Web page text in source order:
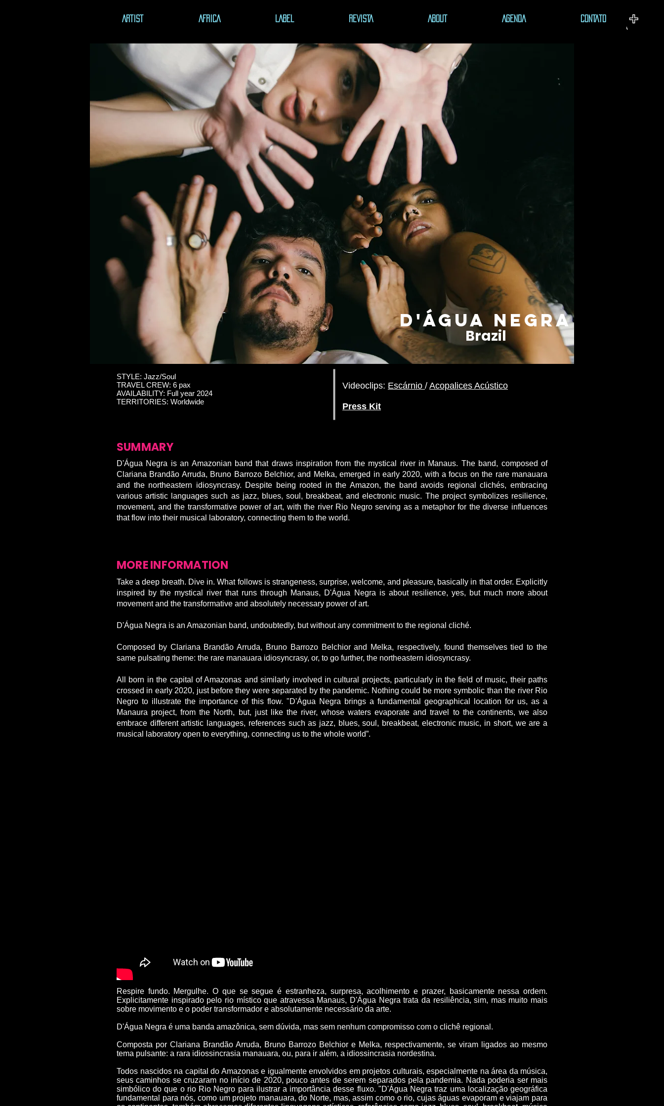
ARTIST AFRICA LABEL REVISTA ABOUT AGENDA CONTATO
​D'ÁGUA NEGRA
Brazil
STYLE: Jazz/Soul
TRAVEL CREW: 6 pax
AVAILABILITY: Full year 2024
TERRITORIES: Worldwide
Videoclips: Escárnio / Acopalices Acústico
Press Kit
SUMMARY
D'Água Negra is an Amazonian band that draws inspiration from the mystical river in Manaus. The band, composed of
Clariana Brandão Arruda, Bruno Barrozo Belchior, and Melka, emerged in early 2020, with a focus on the rare manauara
and the northeastern idiosyncrasy. Despite being rooted in the Amazon, the band avoids regional clichés, embracing
various artistic languages such as jazz, blues, soul, breakbeat, and electronic music. The project symbolizes resilience,
movement, and the transformative power of art, with the river Rio Negro serving as a metaphor for the diverse influences
that flow into their musical laboratory, connecting them to the world.
MORE INFORMATION
Take a deep breath. Dive in. What follows is strangeness, surprise, welcome, and pleasure, basically in that order. Explicitly
inspired by the mystical river that runs through Manaus, D'Água Negra is about resilience, yes, but much more about
movement and the transformative and absolutely necessary power of art.
D'Água Negra is an Amazonian band, undoubtedly, but without any commitment to the regional cliché.
Composed by Clariana Brandão Arruda, Bruno Barrozo Belchior and Melka, respectively, found themselves tied to the
same pulsating theme: the rare manauara idiosyncrasy, or, to go further, the northeastern idiosyncrasy.
All born in the capital of Amazonas and similarly involved in cultural projects, particularly in the field of music, their paths
crossed in early 2020, just before they were separated by the pandemic. Nothing could be more symbolic than the river Rio
Negro to illustrate the importance of this flow. "D'Água Negra brings a fundamental geographical location for us, as a
Manaura project, from the North, but, just like the river, whose waters evaporate and travel to the continents, we also
embrace different artistic languages, references such as jazz, blues, soul, breakbeat, electronic music, in short, we are a
musical laboratory open to everything, connecting us to the whole world”.
Respire fundo. Mergulhe. O que se segue é estranheza, surpresa, acolhimento e prazer, basicamente nessa ordem.
Explicitamente inspirado pelo rio místico que atravessa Manaus, D'Água Negra trata da resiliência, sim, mas muito mais
sobre movimento e o poder transformador e absolutamente necessário da arte.
D'Água Negra é uma banda amazônica, sem dúvida, mas sem nenhum compromisso com o clichê regional.
Composta por Clariana Brandão Arruda, Bruno Barrozo Belchior e Melka, respectivamente, se viram ligados ao mesmo
tema pulsante: a rara idiossincrasia manauara, ou, para ir além, a idiossincrasia nordestina.
Todos nascidos na capital do Amazonas e igualmente envolvidos em projetos culturais, especialmente na área da música,
seus caminhos se cruzaram no início de 2020, pouco antes de serem separados pela pandemia. Nada poderia ser mais
simbólico do que o rio Rio Negro para ilustrar a importância desse fluxo. "D'Água Negra traz uma localização geográfica
fundamental para nós, como um projeto manauara, do Norte, mas, assim como o rio, cujas águas evaporam e viajam para